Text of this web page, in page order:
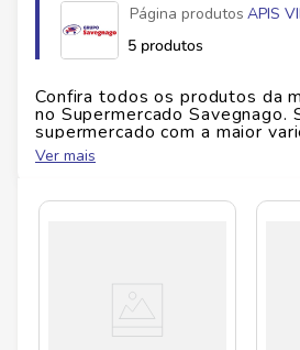
nutrição recomendada por
para uso diário em bebidas,
na colher. Como usar: Use o mel
ou diretamente em receitas. A
cone permite uma aplicação
desperdícios. Ingredientes: Mel
de 1 ano de idade. ¿ Conservar
Página produtos APIS
5 produtos
Confira todos os produtos da
no Supermercado Savegnago.
supermercado com a maior
do Brasil!
de produtos APIS VIDA ,
Ver mais